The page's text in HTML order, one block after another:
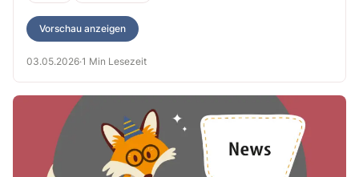
Vorschau anzeigen
03.05.2026·1 Min Lesezeit